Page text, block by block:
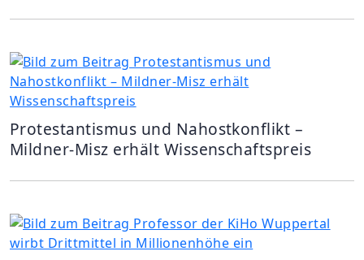
Protestantismus und Nahostkonflikt –
Mildner-Misz erhält Wissenschaftspreis